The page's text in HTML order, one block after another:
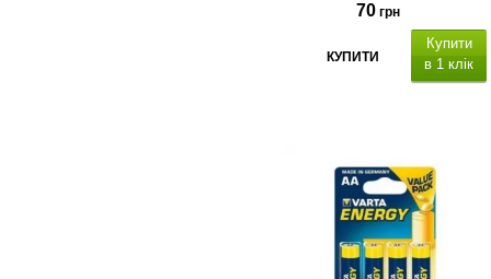
70 грн
КУПИТИ
Купити
в 1 клік